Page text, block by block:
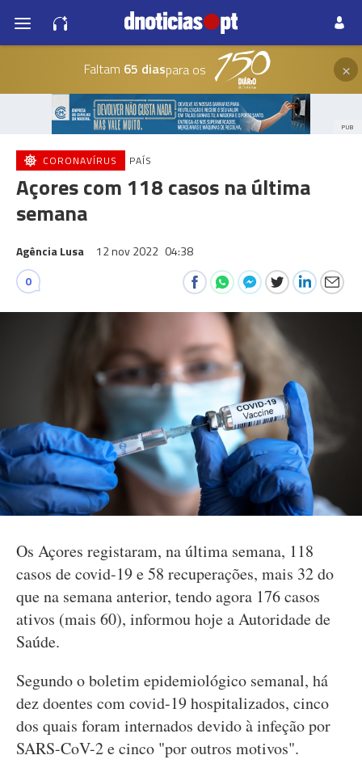
Faltam 65 diaspara os ×
PUB
CORONAVÍRUS PAÍS
Açores com 118 casos na última
semana
Agência Lusa 12 nov 2022 04:38
0
Os Açores registaram, na última semana, 118
casos de covid-19 e 58 recuperações, mais 32 do
que na semana anterior, tendo agora 176 casos
ativos (mais 60), informou hoje a Autoridade de
Saúde.
Segundo o boletim epidemiológico semanal, há
dez doentes com covid-19 hospitalizados, cinco
dos quais foram internados devido à infeção por
SARS-CoV-2 e cinco "por outros motivos".